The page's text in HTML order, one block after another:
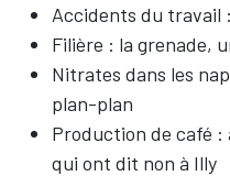
Accidents du travail
Filière : la grenade,
Nitrates dans les
plan-plan
Production de café :
qui ont dit non à Illy